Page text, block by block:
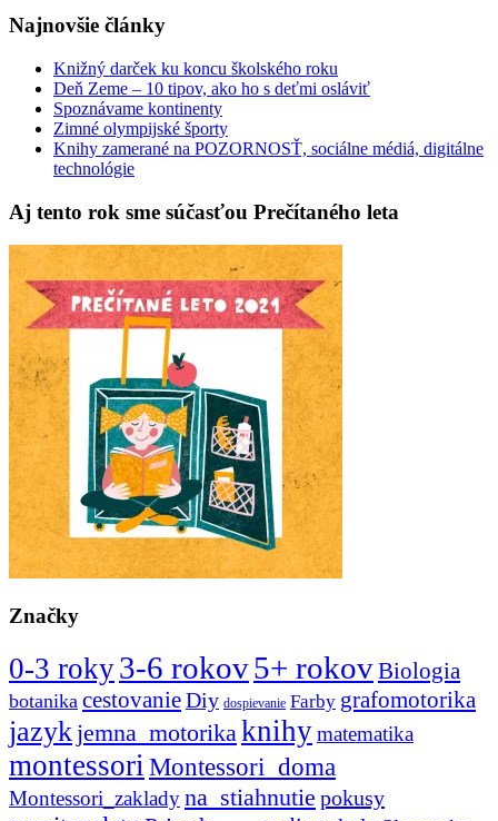
Najnovšie články
Knižný darček ku koncu školského roku
Deň Zeme – 10 tipov, ako ho s deťmi osláviť
Spoznávame kontinenty
Zimné olympijské športy
Knihy zamerané na POZORNOSŤ, sociálne médiá, digitálne
technológie
Aj tento rok sme súčasťou Prečítaného leta
Značky
0-3 roky3-6 rokov5+ rokovBiologia
botanika cestovanieDiy dospievanie Farby grafomotorika
jazykjemna_motorika knihymatematika
montessori Montessori_doma
Montessori_zakladyna_stiahnutie pokusy